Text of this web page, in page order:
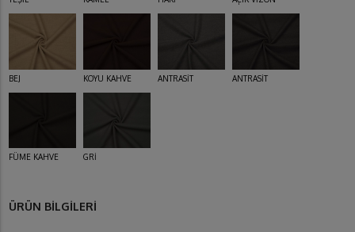
BEJ KOYU KAHVE ANTRASİT ANTRASİT
FÜME KAHVE GRİ
ÜRÜN BİLGİLERİ